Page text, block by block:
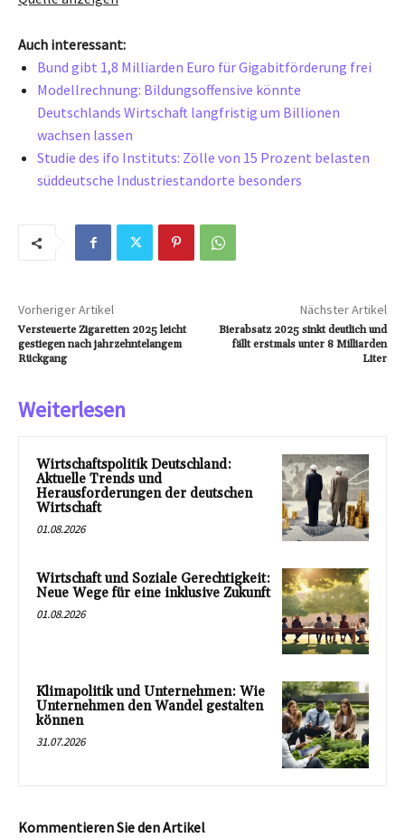
Auch interessant:
Bund gibt 1,8 Milliarden Euro für Gigabitförderung frei
Modellrechnung: Bildungsoffensive könnte
Deutschlands Wirtschaft langfristig um Billionen
wachsen lassen
Studie des ifo Instituts: Zölle von 15 Prozent belasten
süddeutsche Industriestandorte besonders
Vorheriger Artikel
Versteuerte Zigaretten 2025 leicht
gestiegen nach jahrzehntelangem
Rückgang
Nächster Artikel
Bierabsatz 2025 sinkt deutlich und
fällt erstmals unter 8 Milliarden
Liter
Weiterlesen
Wirtschaftspolitik Deutschland:
Aktuelle Trends und
Herausforderungen der deutschen
Wirtschaft
01.08.2026
Wirtschaft und Soziale Gerechtigkeit:
Neue Wege für eine inklusive Zukunft
01.08.2026
Klimapolitik und Unternehmen: Wie
Unternehmen den Wandel gestalten
können
31.07.2026
Kommentieren Sie den Artikel